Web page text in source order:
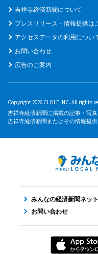
吉祥寺経済新聞について
プレスリリース・情報提供は
アクセスデータの利用につい
お問い合わせ
広告のご案内
Copyright 2026 CLOLE INC. All rights
吉祥寺経済新聞に掲載の記事・写
吉祥寺経済新聞またはその情報提供
みんなの経済新聞ネッ
お問い合わせ